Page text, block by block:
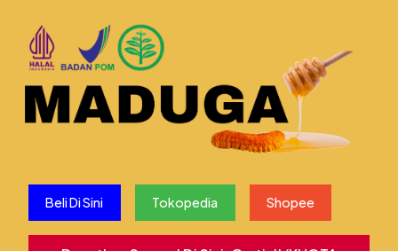
Beli Di Sini Tokopedia Shopee